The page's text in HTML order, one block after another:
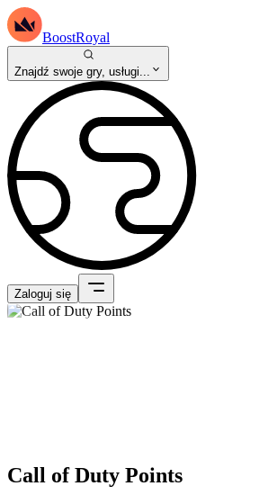
BoostRoyal
Znajdź swoje gry, usługi...
Zaloguj się
Call of Duty Points